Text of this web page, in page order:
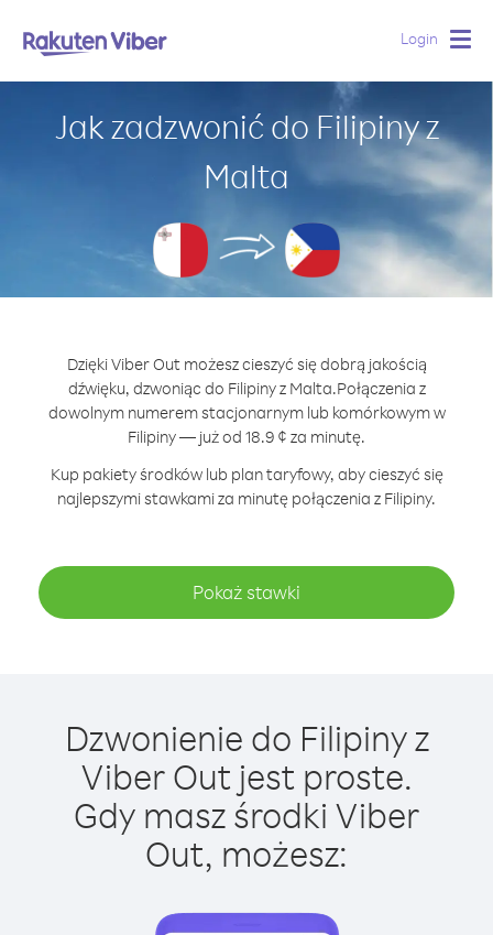
Login
Jak zadzwonić do Filipiny z
Malta
Dzięki Viber Out możesz cieszyć się dobrą jakością
dźwięku, dzwoniąc do Filipiny z Malta.Połączenia z
dowolnym numerem stacjonarnym lub komórkowym w
Filipiny — już od 18.9 ¢ za minutę.
Kup pakiety środków lub plan taryfowy, aby cieszyć się
najlepszymi stawkami za minutę połączenia z Filipiny.
Pokaż stawki
Dzwonienie do Filipiny z
Viber Out jest proste.
Gdy masz środki Viber
Out, możesz: